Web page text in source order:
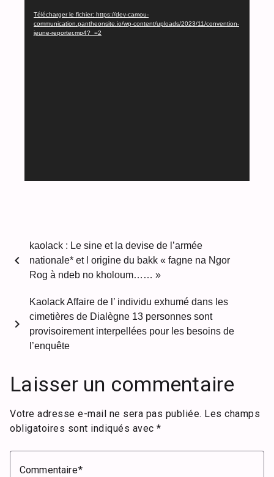
Télécharger le fichier: https://dev-camou-
communication.pantheonsite.io/wp-content/uploads/2023/11/convention-
jeune-reporter.mp4?_=2
chevron_left
kaolack : Le sine et la devise de l’armée
nationale* et l origine du bakk « fagne na Ngor
Rog à ndeb no kholoum…… »
Kaolack Affaire de l’ individu exhumé dans les
cimetières de Dialègne 13 personnes sont
provisoirement interpellées pour les besoins de
l’enquête
chevron_right
Laisser un commentaire
Votre adresse e-mail ne sera pas publiée. Les champs
obligatoires sont indiqués avec *
Commentaire